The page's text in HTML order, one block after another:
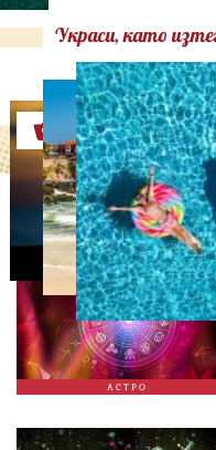
Украси, като
Оферти
АСТРО